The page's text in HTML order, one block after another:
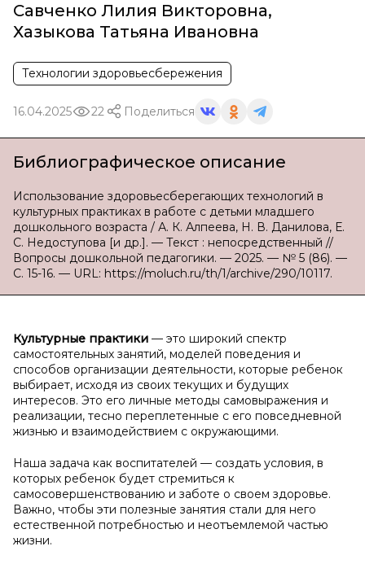
Савченко Лилия Викторовна,
Хазыкова Татьяна Ивановна
Технологии здоровьесбережения
16.04.2025 22 Поделиться
Библиографическое описание
Использование здоровьесберегающих технологий в
культурных практиках в работе с детьми младшего
дошкольного возраста / А. К. Алпеева, Н. В. Данилова, Е.
С. Недоступова [и др.]. — Текст : непосредственный //
Вопросы дошкольной педагогики. — 2025. — № 5 (86). —
С. 15-16. — URL: https://moluch.ru/th/1/archive/290/10117.
Культурные практики — это широкий спектр
самостоятельных занятий, моделей поведения и
способов организации деятельности, которые ребенок
выбирает, исходя из своих текущих и будущих
интересов. Это его личные методы самовыражения и
реализации, тесно переплетенные с его повседневной
жизнью и взаимодействием с окружающими.
Наша задача как воспитателей — создать условия, в
которых ребенок будет стремиться к
самосовершенствованию и заботе о своем здоровье.
Важно, чтобы эти полезные занятия стали для него
естественной потребностью и неотъемлемой частью
жизни.